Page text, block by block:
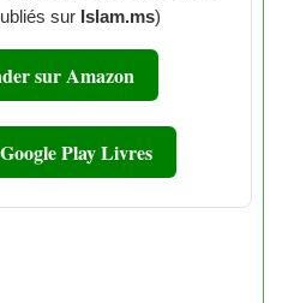
sur Islam.ms)
sur Amazon
Play Livres